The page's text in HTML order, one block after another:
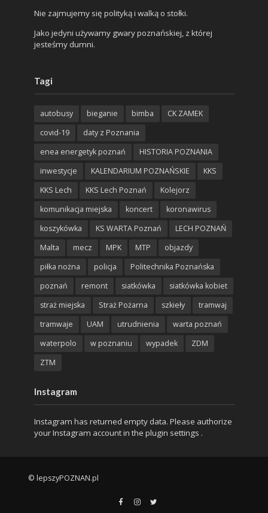
Nie zajmujemy się polityką i walką o stołki.
Jako jedyni używamy gwary poznańskiej, z której
jesteśmy dumni.
Tagi
autobusy bieganie bimba
CK ZAMEK
covid-19
daty z Poznania
enea energetyk poznań
HISTORIA POZNANIA
inwestycje
KALENDARIUM POZNAŃSKIE
KKS
KKS Lech
KKS Lech Poznań
Kolejorz
komunikacja miejska
koncert
koronawirus
koszykówka
KS WARTA Poznań
LECH POZNAŃ
Malta
mecz MPK MTP
objazdy
piłka nożna
policja
Politechnika Poznańska
poznań
remont siatkówka
siatkówka kobiet
straż miejska
Straż Pożarna szkieły
tramwaj
tramwaje
UAM utrudnienia
warta poznań
waterpolo
w poznaniu wypadek
ZDM
ZTM
Instagram
Instagram has returned empty data. Please authorize
your Instagram account in the plugin settings .
© lepszyPOZNAN.pl